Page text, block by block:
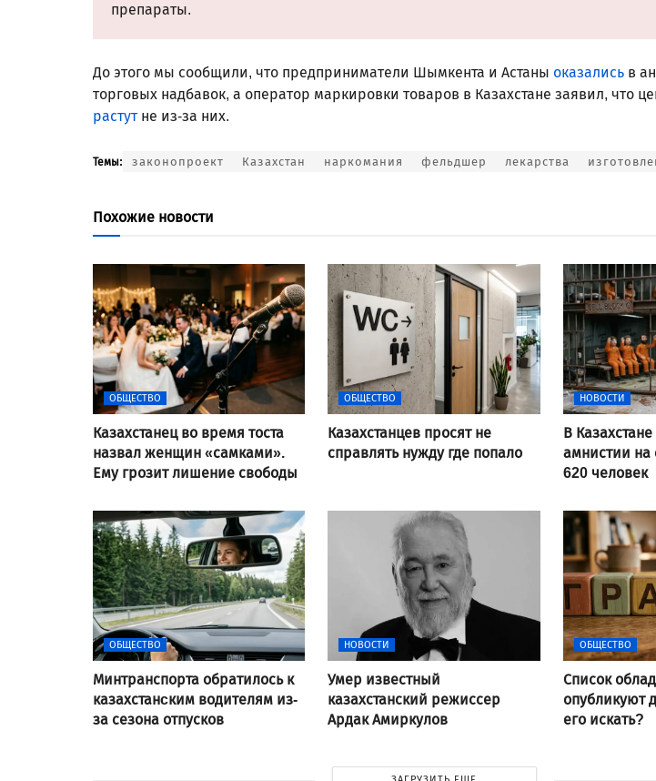
препараты.
До этого мы сообщили, что предприниматели Шымкента и Астаны оказались в
торговых надбавок, а оператор маркировки товаров в Казахстане заявил, что
растутне из-за них.
Темы: законопроект Казахстан наркомания фельдшер лекарства
Похожие новости
ОБЩЕСТВО
Казахстанец во время тоста
назвал женщин «самками».
Ему грозит лишение свободы
ОБЩЕСТВО
Казахстанцев просят не
справлять нужду где попало
НОВОСТИ
В
амнистии
620 человек
ОБЩЕСТВО
Минтранспорта обратилось к
казахстанcким водителям из-
за сезона отпусков
НОВОСТИ
Умер известный
казахстанский режиссер
Ардак Амиркулов
ОБЩЕСТВО
Список
опубликуют
его искать?